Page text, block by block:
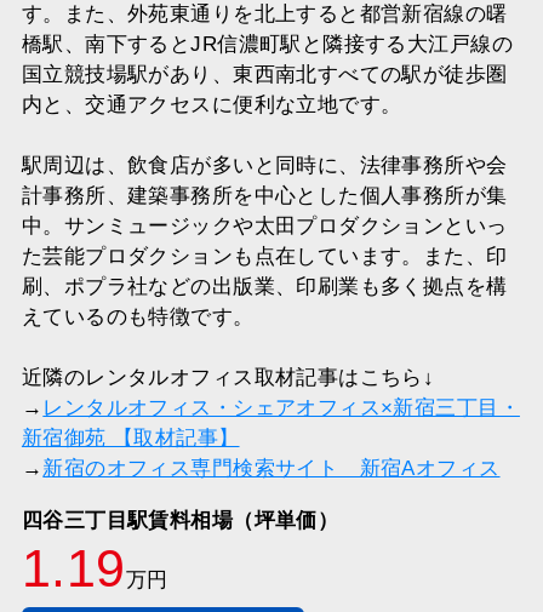
す。また、外苑東通りを北上すると都営新宿線の曙
橋駅、南下するとJR信濃町駅と隣接する大江戸線の
国立競技場駅があり、東西南北すべての駅が徒歩圏
内と、交通アクセスに便利な立地です。
駅周辺は、飲食店が多いと同時に、法律事務所や会
計事務所、建築事務所を中心とした個人事務所が集
中。サンミュージックや太田プロダクションといっ
た芸能プロダクションも点在しています。また、印
刷、ポプラ社などの出版業、印刷業も多く拠点を構
えているのも特徴です。
近隣のレンタルオフィス取材記事はこちら↓
→ レンタルオフィス・シェアオフィス×新宿三丁目・
新宿御苑 【取材記事】
→ 新宿のオフィス専門検索サイト 新宿Aオフィス
四谷三丁目駅賃料相場（坪単価）
1.19万円